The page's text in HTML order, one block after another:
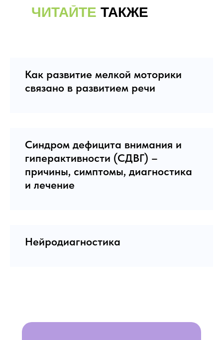
ЧИТАЙТЕ ТАКЖЕ
Как развитие мелкой моторики
связано в развитием речи
Синдром дефицита внимания и
гиперактивности (СДВГ) –
причины, симптомы, диагностика
и лечение
Нейродиагностика